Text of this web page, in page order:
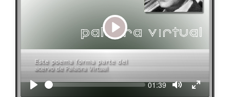
Play
Seek Current
01:39